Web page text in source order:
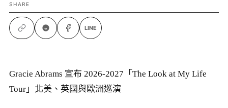
SHARE
LINE
Gracie Abrams 宣布 2026-2027「The Look at My Life
Tour」北美、英國與歐洲巡演